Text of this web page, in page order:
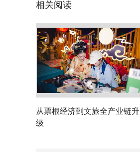
相关阅读
从票根经济到文旅全产业链升
级